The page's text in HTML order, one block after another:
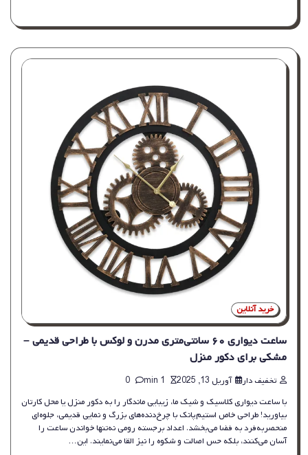
خرید آنلاین
ساعت دیواری ۶۰ سانتی‌متری مدرن و لوکس با طراحی قدیمی –
مشکی برای دکور منزل
تخفیف دار آوریل 13, 2025
با ساعت دیواری کلاسیک و شیک ما، زیبایی ماندگار را به دکور منزل یا محل کارتان
بیاورید! طراحی خاص استیم‌پانک با چرخ‌دنده‌های بزرگ و نمایی قدیمی، جلوه‌ای
منحصربه‌فرد به فضا می‌بخشد. اعداد برجسته رومی نه‌تنها خواندن ساعت را
آسان می‌کنند، بلکه حس اصالت و شکوه را نیز القا می‌نمایند. این…